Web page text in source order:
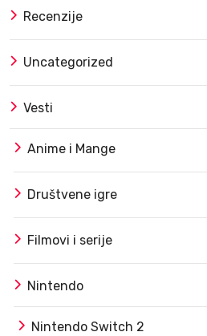
Recenzije
Uncategorized
Vesti
Anime i Mange
Društvene igre
Filmovi i serije
Nintendo
Nintendo Switch 2